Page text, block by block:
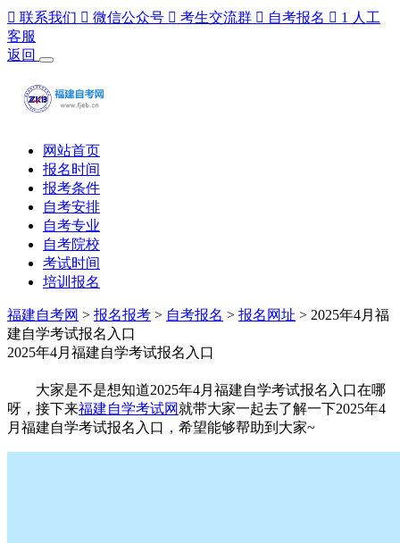
 联系我们  微信公众号  考生交流群  自考报名  1 人工
客服
返回
网站首页
报名时间
报考条件
自考安排
自考专业
自考院校
考试时间
培训报名
福建自考网 > 报名报考 > 自考报名 > 报名网址 > 2025年4月福
建自学考试报名入口
2025年4月福建自学考试报名入口
大家是不是想知道2025年4月福建自学考试报名入口在哪
呀，接下来福建自学考试网 就带大家一起去了解一下2025年4
月福建自学考试报名入口，希望能够帮助到大家~